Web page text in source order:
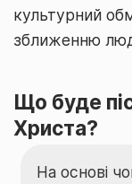
культурний
зближенню
Що буде
Христа?
На основі